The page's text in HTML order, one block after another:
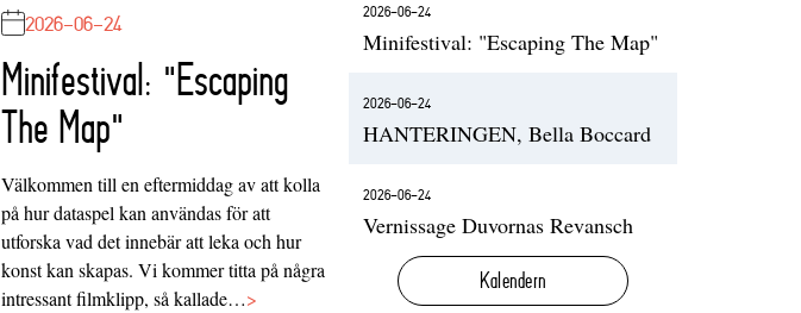
2026-06-24
Minifestival: "Escaping
The Map"
Välkommen till en eftermiddag av att kolla
på hur dataspel kan användas för att
utforska vad det innebär att leka och hur
konst kan skapas. Vi kommer titta på några
intressant filmklipp, så kallade…>
2026-06-24
Minifestival: "Escaping The Map"
2026-06-24
HANTERINGEN, Bella Boccard
2026-06-24
Vernissage Duvornas Revansch
Kalendern